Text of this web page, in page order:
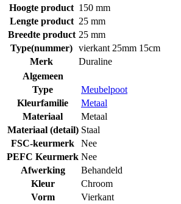
Hoogte product 150 mm
Lengte product 25 mm
Breedte product 25 mm
Type(nummer) vierkant 25mm 15cm
Merk
Duraline
Algemeen
Type
Meubelpoot
Kleurfamilie
Metaal
Materiaal
Metaal
Materiaal (detail) Staal
FSC-keurmerk
Nee
PEFC Keurmerk Nee
Afwerking
Behandeld
Kleur
Chroom
Vorm
Vierkant